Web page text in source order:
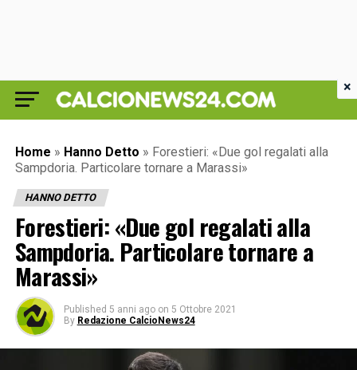
Home » Hanno Detto » Forestieri: «Due gol regalati alla
Sampdoria. Particolare tornare a Marassi»
HANNO DETTO
Forestieri: «Due gol regalati alla
Sampdoria. Particolare tornare a
Marassi»
Published 5 anni ago on 5 Ottobre 2021
By Redazione CalcioNews24
×